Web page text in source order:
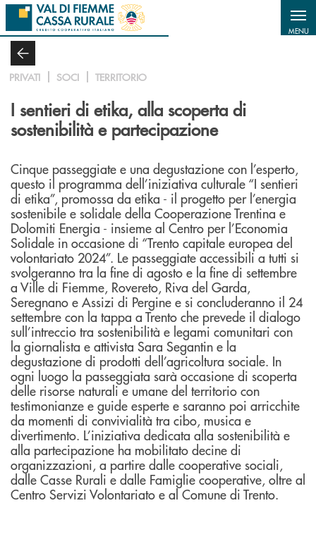
Salta al contenuto principale
MENU
PRIVATI SOCI TERRITORIO
I sentieri di etika, alla scoperta di
sostenibilità e partecipazione
Cinque passeggiate e una degustazione con l’esperto,
questo il programma dell’iniziativa culturale “I sentieri
di etika”, promossa da etika - il progetto per l’energia
sostenibile e solidale della Cooperazione Trentina e
Dolomiti Energia - insieme al Centro per l’Economia
Solidale in occasione di “Trento capitale europea del
volontariato 2024”. Le passeggiate accessibili a tutti si
svolgeranno tra la fine di agosto e la fine di settembre
a Ville di Fiemme, Rovereto, Riva del Garda,
Seregnano e Assizi di Pergine e si concluderanno il 24
settembre con la tappa a Trento che prevede il dialogo
sull’intreccio tra sostenibilità e legami comunitari con
la giornalista e attivista Sara Segantin e la
degustazione di prodotti dell’agricoltura sociale. In
ogni luogo la passeggiata sarà occasione di scoperta
delle risorse naturali e umane del territorio con
testimonianze e guide esperte e saranno poi arricchite
da momenti di convivialità tra cibo, musica e
divertimento. L’iniziativa dedicata alla sostenibilità e
alla partecipazione ha mobilitato decine di
organizzazioni, a partire dalle cooperative sociali,
dalle Casse Rurali e dalle Famiglie cooperative, oltre al
Centro Servizi Volontariato e al Comune di Trento.